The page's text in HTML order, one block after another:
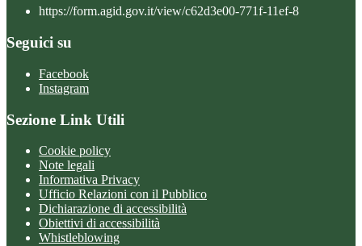
https://form.agid.gov.it/view/c62d3e00-771f-11ef-8
Seguici su
Facebook
Instagram
Sezione Link Utili
Cookie policy
Note legali
Informativa Privacy
Ufficio Relazioni con il Pubblico
Dichiarazione di accessibilità
Obiettivi di accessibilità
Whistleblowing